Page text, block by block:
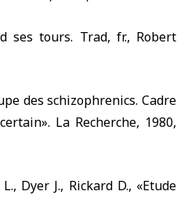
ses tours. Trad, fr., Robert
des schizophrenics. Cadre
La Recherche, 1980,
Dyer J., Rickard D., «Etude